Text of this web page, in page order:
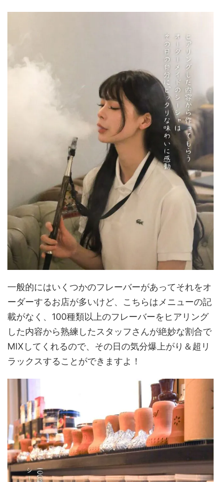
一般的にはいくつかのフレーバーがあってそれをオ
ーダーするお店が多いけど、こちらはメニューの記
載がなく、100種類以上のフレーバーをヒアリング
した内容から熟練したスタッフさんが絶妙な割合で
MIXしてくれるので、その日の気分爆上がり＆超リ
ラックスすることができますよ！